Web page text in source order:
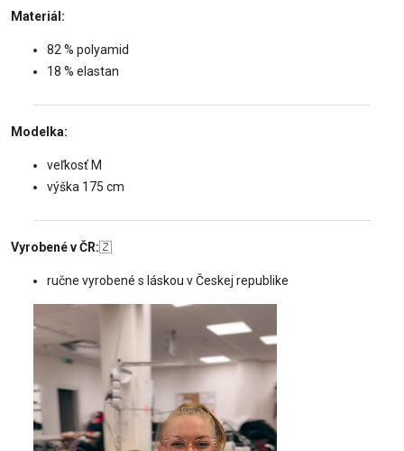
Materiál:
82 % polyamid
18 % elastan
Modelka:
veľkosť M
výška 175 cm
Vyrobené v ČR:🇿
ručne vyrobené s láskou v Českej republike